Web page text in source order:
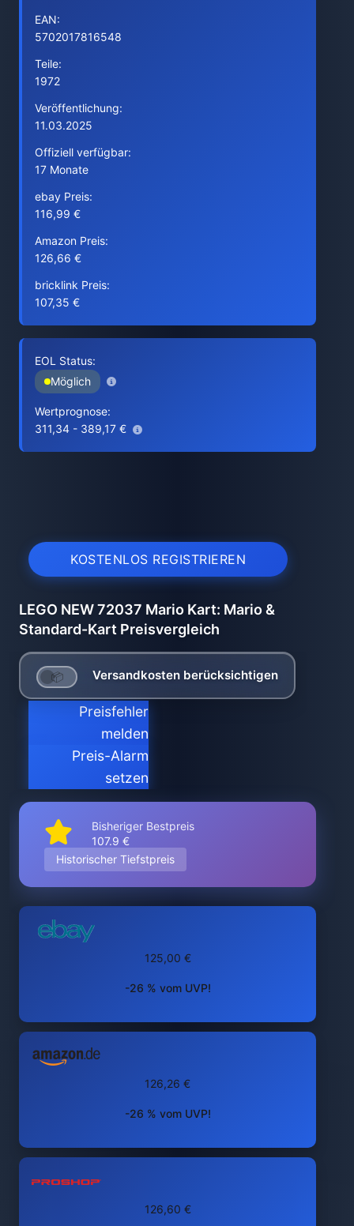
EAN:
5702017816548
Teile:
1972
Veröffentlichung:
11.03.2025
Offiziell verfügbar:
17 Monate
ebay Preis:
116,99 €
Amazon Preis:
126,66 €
bricklink Preis:
107,35 €
EOL Status:
Möglich
Wertprognose:
311,34 - 389,17 €
KOSTENLOS REGISTRIEREN
LEGO NEW 72037 Mario Kart: Mario &
Standard-Kart Preisvergleich
Versandkosten berücksichtigen
Preisfehler
melden
Preis-Alarm
setzen
Bisheriger Bestpreis
107.9 €
Historischer Tiefstpreis
125,00 €
-26 % vom UVP!
126,26 €
-26 % vom UVP!
126,60 €